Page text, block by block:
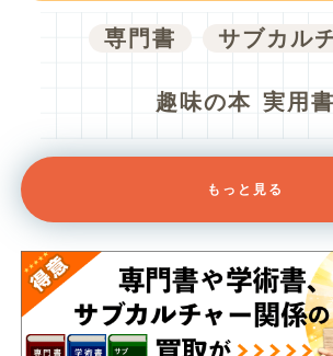
専門書 サブカル
趣味の本 実用書
もっと見る